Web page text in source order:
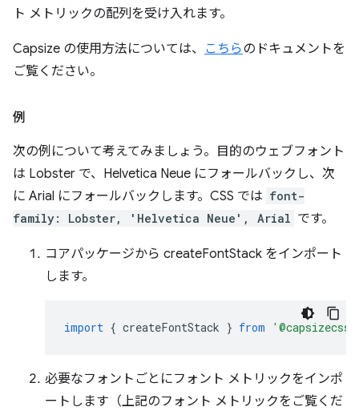
ト メトリックの配列を受け入れます。
Capsize の使用方法については、 こちらのドキュメントを
ご覧ください。
例
次の例について考えてみましょう。目的のウェブフォント
は Lobster で、Helvetica Neue にフォールバックし、次
に Arial にフォールバックします。CSS では font-
family: Lobster, 'Helvetica Neue', Arial です。
コアパッケージから createFontStack をインポート
します。
import { createFontStack } from
必要なフォントごとにフォント メトリックをインポ
ートします（上記のフォント メトリックをご覧くだ